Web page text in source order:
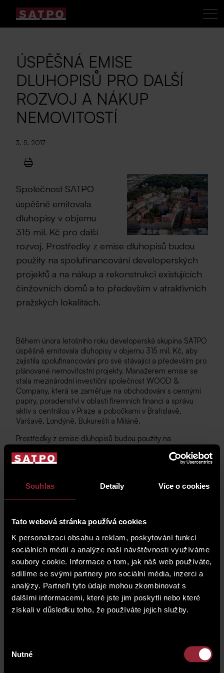
Souhlas Detaily Více o cookies
Tato webová stránka používá cookies
K personalizaci obsahu a reklam, poskytování funkcí
sociálních médií a analýze naší návštěvnosti využíváme
soubory cookie. Informace o tom, jak náš web používáte,
sdílíme se svými partnery pro sociální média, inzerci a
analýzy. Partneři tyto údaje mohou zkombinovat s
dalšími informacemi, které jste jim poskytli nebo které
získali v důsledku toho, že používáte jejich služby.
souhlasu
Nutné
ÚSPĚŠNÁ EMISE
DLUHOPISŮ PRO DALŠÍ
ROZVOJ A NÁKUP
NEMOVITOSTÍ
3. 5. 2017
Společnost SATPO
úspěšně emitovala
dluhopisy v objemu
315 mil. Kč pro další
rozvoj. Prostředky z emise dluhopisů budou
použity na spolufinancování developerských
projektů a na nákup a rekonstrukci existujících
činžovních domů a to především v atraktivních
pražských lokalitách.
Během února letošního roku developerská skupina SATPO
úspěšně emitovala dluhopisy v objemu 315 mil. Kč, aby
zajistila spolufinancování pro své stávající a především pro
plánované nemovitostní projekty. Manažerem emise se
stala mezinárodní investiční společnost WOOD &
Company, která se zaměřuje na obchodování s cennými
papíry, poradenství v oblasti firemních financí a správu
aktiv s centrálou v Praze a pobočkami v Bratislavě,
Varšavě, Londýně, Bukurešti a Miláně.
Prostředky z emise dluhopisů budou použity na
rekonstrukci existujících činžovních domů a to především
Emise dluhopisů je logickým pokračováním několika
prostřednictvím většího počtu menších projektových
dluhopisů a jejím cílem je zefektivnění a zpřehlednění
financování skupiny SATPO. Tisková zpráva a detailní
informace o této emisi jsou ke stažení níže.
Skupina SATPO dlouhodobě spolupracuje se společností
WOOD & Company. První emise ve výši 160 mil. Kč byla
vydána v roce 2013 a v roce 2017 byla řádně splacena za
účelem spolufinancování projektu Rezidence Sacre
Coeur 2 . Další emise ve výši 21,5 mil. Kč byla vydána
Jste-li majitelem